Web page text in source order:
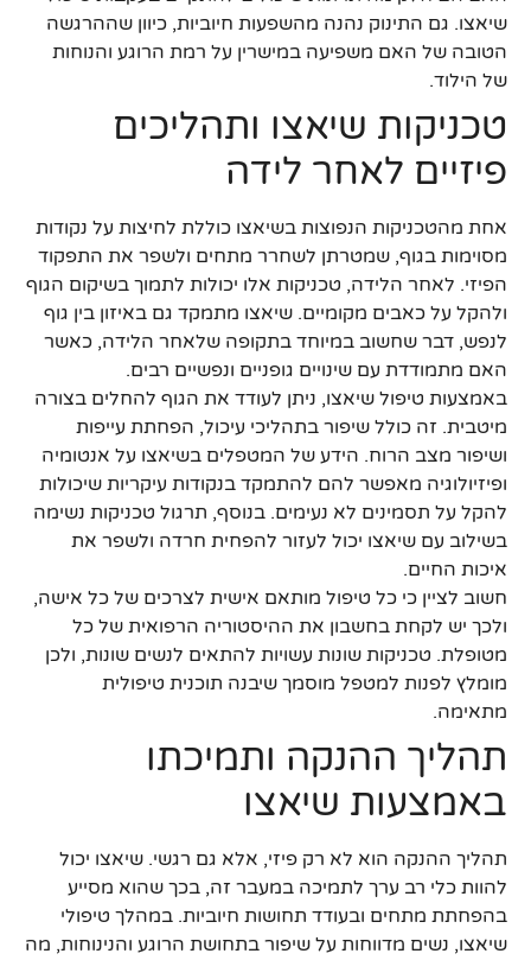
שיאצו. גם התינוק נהנה מהשפעות חיוביות, כיוון שההרגשה
הטובה של האם משפיעה במישרין על רמת הרוגע והנוחות
של הילוד.
טכניקות שיאצו ותהליכים
פיזיים לאחר לידה
אחת מהטכניקות הנפוצות בשיאצו כוללת לחיצות על נקודות
מסוימות בגוף, שמטרתן לשחרר מתחים ולשפר את התפקוד
הפיזי. לאחר הלידה, טכניקות אלו יכולות לתמוך בשיקום הגוף
ולהקל על כאבים מקומיים. שיאצו מתמקד גם באיזון בין גוף
לנפש, דבר שחשוב במיוחד בתקופה שלאחר הלידה, כאשר
האם מתמודדת עם שינויים גופניים ונפשיים רבים.
באמצעות טיפול שיאצו, ניתן לעודד את הגוף להחלים בצורה
מיטבית. זה כולל שיפור בתהליכי עיכול, הפחתת עייפות
ושיפור מצב הרוח. הידע של המטפלים בשיאצו על אנטומיה
ופיזיולוגיה מאפשר להם להתמקד בנקודות עיקריות שיכולות
להקל על תסמינים לא נעימים. בנוסף, תרגול טכניקות נשימה
בשילוב עם שיאצו יכול לעזור להפחית חרדה ולשפר את
איכות החיים.
חשוב לציין כי כל טיפול מותאם אישית לצרכים של כל אישה,
ולכך יש לקחת בחשבון את ההיסטוריה הרפואית של כל
מטופלת. טכניקות שונות עשויות להתאים לנשים שונות, ולכן
מומלץ לפנות למטפל מוסמך שיבנה תוכנית טיפולית
מתאימה.
תהליך ההנקה ותמיכתו
באמצעות שיאצו
תהליך ההנקה הוא לא רק פיזי, אלא גם רגשי. שיאצו יכול
להוות כלי רב ערך לתמיכה במעבר זה, בכך שהוא מסייע
בהפחתת מתחים ובעודד תחושות חיוביות. במהלך טיפולי
שיאצו, נשים מדווחות על שיפור בתחושת הרוגע והנינוחות, מה